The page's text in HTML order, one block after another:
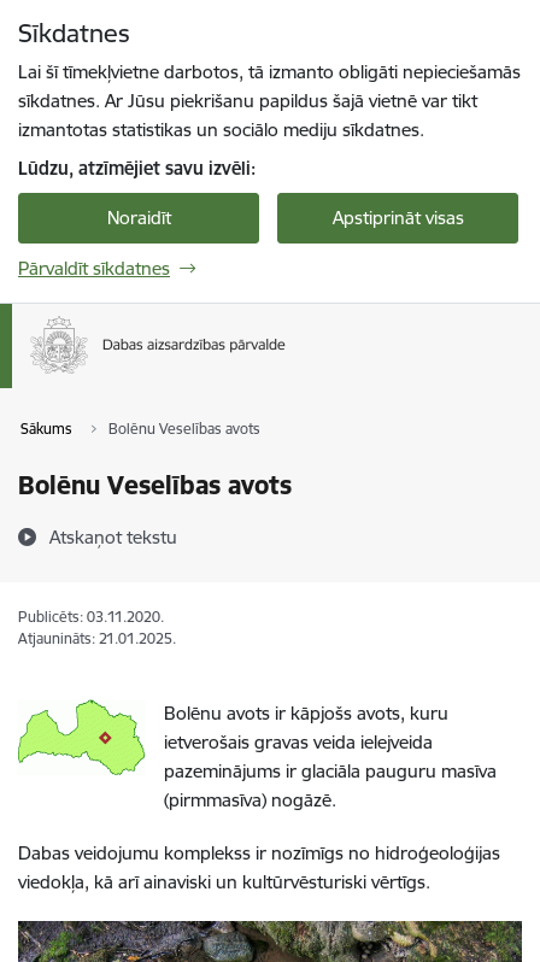
Sīkdatnes
Lai šī tīmekļvietne darbotos, tā izmanto obligāti nepieciešamās
sīkdatnes. Ar Jūsu piekrišanu papildus šajā vietnē var tikt
izmantotas statistikas un sociālo mediju sīkdatnes.
Lūdzu, atzīmējiet savu izvēli:
Noraidīt Apstiprināt visas
Pārvaldīt sīkdatnes
Sākums Bolēnu Veselības avots
Bolēnu Veselības avots
Atskaņot tekstu
Publicēts: 03.11.2020.
Atjaunināts: 21.01.2025.
Bolēnu avots ir kāpjošs avots, kuru
ietverošais gravas veida ielejveida
pazeminājums ir glaciāla pauguru masīva
(pirmmasīva) nogāzē.
Dabas veidojumu komplekss ir nozīmīgs no hidroģeoloģijas
viedokļa, kā arī ainaviski un kultūrvēsturiski vērtīgs.